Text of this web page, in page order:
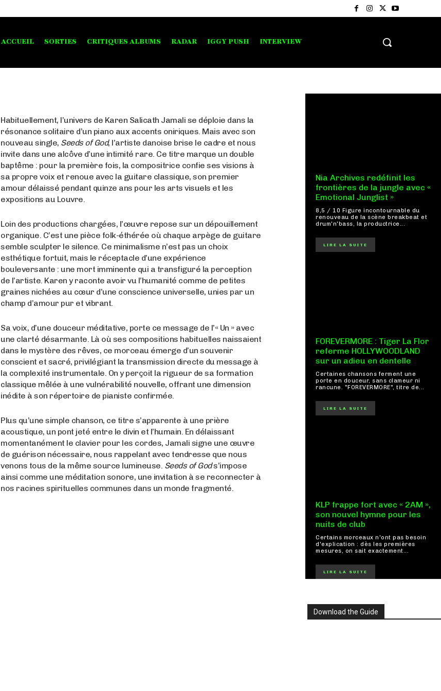
ACCUEIL SORTIES CRITIQUES ALBUMS RADAR IGGY PUSH INTERVIEW
Habituellement, l’univers de Karen Salicath Jamali se déploie dans la
résonance solitaire d’un piano aux accents oniriques. Mais avec son
nouveau single, Seeds of God, l’artiste danoise brise le cadre et nous
invite dans une alcôve d’une intimité rare. Ce titre marque un double
baptême : pour la première fois, la compositrice confie ses visions à
sa propre voix et renoue avec la guitare classique, son premier
amour délaissé pendant quinze ans pour les arts visuels et les
expositions au Louvre.
Loin des productions chargées, l’œuvre repose sur un dépouillement
organique. C’est une pièce folk-éthérée où chaque arpège de guitare
semble sculpter le silence. Ce minimalisme n’est pas un choix
esthétique fortuit, mais le réceptacle d’une expérience
bouleversante : une mort imminente qui a transfiguré la perception
de l’artiste. Karen y raconte avoir vu l’humanité comme de petites
graines nichées au cœur d’une conscience universelle, unies par un
champ d’amour pur et vibrant.
Sa voix, d’une douceur méditative, porte ce message de l’« Un » avec
une clarté désarmante. Là où ses compositions habituelles naissaient
dans le mystère des rêves, ce morceau émerge d’un souvenir
conscient et sacré, privilégiant la transmission directe du message à
la complexité instrumentale. On y perçoit la rigueur de sa formation
classique mêlée à une vulnérabilité nouvelle, offrant une dimension
inédite à son répertoire de pianiste confirmée.
Plus qu’une simple chanson, ce titre s’apparente à une prière
acoustique, un pont jeté entre le divin et l’humain. En délaissant
momentanément le clavier pour les cordes, Jamali signe une œuvre
de guérison nécessaire, nous rappelant avec tendresse que nous
venons tous de la même source lumineuse. Seeds of Gods’impose
ainsi comme une méditation sonore, une invitation à se reconnecter à
nos racines spirituelles communes dans un monde fragmenté.
Nia Archives redéfinit les
frontières de la jungle avec «
Emotional Junglist »
8,5 / 10 Figure incontournable du
renouveau de la scène breakbeat et
drum'n'bass, la productrice...
LIRE LA SUITE
FOREVERMORE : Tiger La Flor
referme HOLLYWOODLAND
sur un adieu en dentelle
Certaines chansons ferment une
porte en douceur, sans clameur ni
rancune. "FOREVERMORE", titre de...
LIRE LA SUITE
KLP frappe fort avec « 2AM »,
son nouvel hymne pour les
nuits de club
Certains morceaux n'ont pas besoin
d'explication : dès les premières
mesures, on sait exactement...
LIRE LA SUITE
Download the Guide